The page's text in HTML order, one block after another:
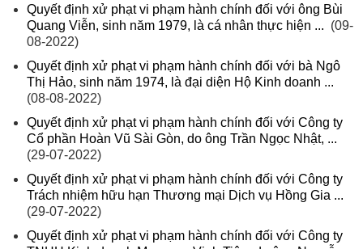
Quyết định xử phạt vi phạm hành chính đối với ông Bùi
Quang Viễn, sinh năm 1979, là cá nhân thực hiện ... (09-
08-2022)
Quyết định xử phạt vi phạm hành chính đối với bà Ngô
Thị Hảo, sinh năm 1974, là đại diện Hộ Kinh doanh ...
(08-08-2022)
Quyết định xử phạt vi phạm hành chính đối với Công ty
Cổ phần Hoàn Vũ Sài Gòn, do ông Trần Ngọc Nhật, ...
(29-07-2022)
Quyết định xử phạt vi phạm hành chính đối với Công ty
Trách nhiệm hữu hạn Thương mại Dịch vụ Hồng Gia ...
(29-07-2022)
Quyết định xử phạt vi phạm hành chính đối với Công ty